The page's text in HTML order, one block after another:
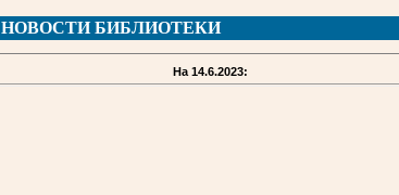
НОВОСТИ БИБЛИОТЕКИ
На 14.6.2023: